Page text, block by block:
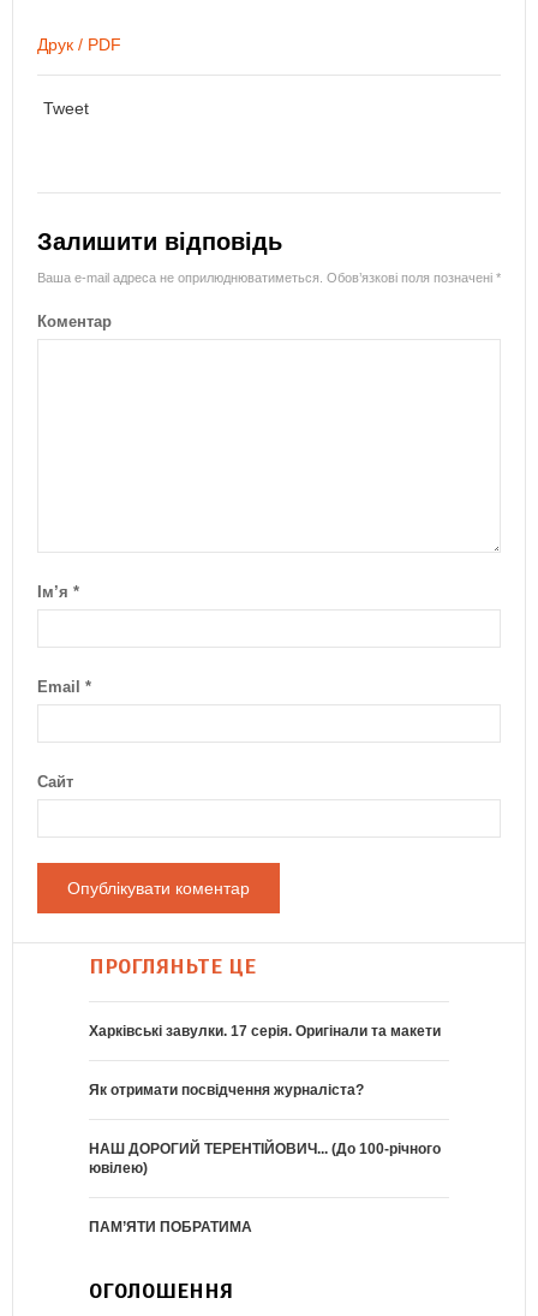
Друк / PDF
Tweet
Залишити відповідь
Ваша e-mail адреса не оприлюднюватиметься. Обов’язкові поля позначені *
Коментар
Ім’я *
Email *
Сайт
ПРОГЛЯНЬТЕ ЦЕ
Харківські завулки. 17 серія. Оригінали та макети
Як отримати посвідчення журналіста?
НАШ ДОРОГИЙ ТЕРЕНТІЙОВИЧ... (До 100-річного
ювілею)
ПАМ’ЯТИ ПОБРАТИМА
ОГОЛОШЕННЯ